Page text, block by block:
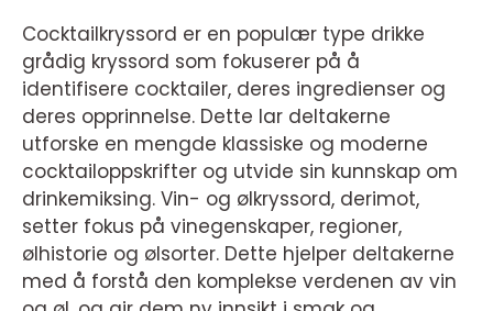
Cocktailkryssord er en populær type drikke
grådig kryssord som fokuserer på å
identifisere cocktailer, deres ingredienser og
deres opprinnelse. Dette lar deltakerne
utforske en mengde klassiske og moderne
cocktailoppskrifter og utvide sin kunnskap om
drinkemiksing. Vin- og ølkryssord, derimot,
setter fokus på vinegenskaper, regioner,
ølhistorie og ølsorter. Dette hjelper deltakerne
med å forstå den komplekse verdenen av vin